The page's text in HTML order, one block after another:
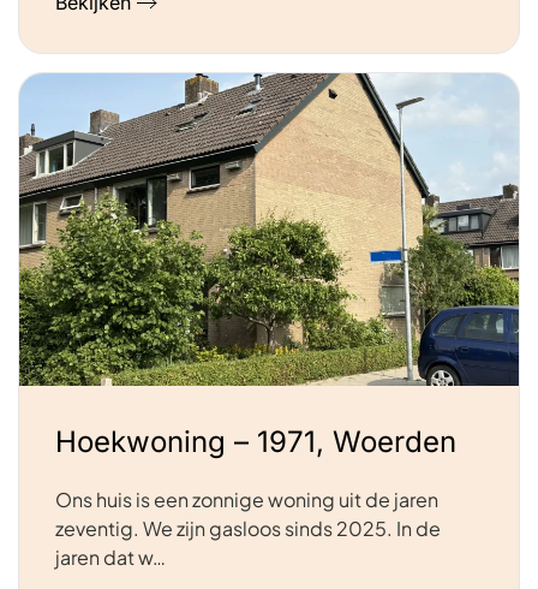
Hoekwoning – 1971, Woerden
Ons huis is een zonnige woning uit de jaren
zeventig. We zijn gasloos sinds 2025. In de
jaren dat w…